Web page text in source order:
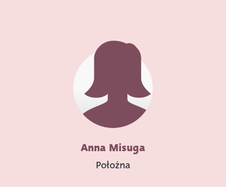
Anna Misuga
Położna